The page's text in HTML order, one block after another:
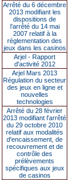
Arrêté du 6 décembre
2013 modifiant les
dispositions de
l’arrêté du 14 mai
2007 relatif à la
réglementation des
jeux dans les casinos
Arjel - Rapport
d'activité 2012
Arjel Mars 2013
Régulation du secteur
des jeux en ligne et
nouvelles
technologies
Arrêté du 28 février
2013 modifiant l'arrêté
du 29 octobre 2010
relatif aux modalités
d'encaissement, de
recouvrement et de
contrôle des
prélèvements
spécifiques aux jeux
de casinos